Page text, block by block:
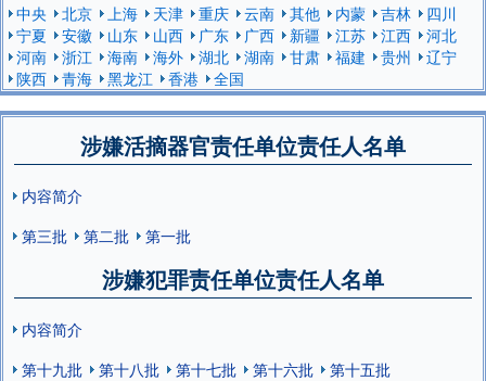
中央 北京 上海 天津 重庆 云南 其他 内蒙 吉林
四川
宁夏
安徽 山东 山西 广东 广西 新疆 江苏 江西
河北
河南
浙江 海南 海外 湖北 湖南 甘肃 福建 贵州
辽宁
陕西
青海 黑龙江 香港 全国
涉嫌活摘器官责任单位责任人名单
内容简介
第三批
第二批 第一批
涉嫌犯罪责任单位责任人名单
内容简介
第十九批
第十八批 第十七批 第十六批
第十五批